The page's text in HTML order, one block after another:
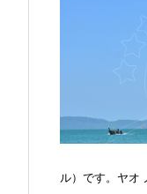
ル）です。ヤオ